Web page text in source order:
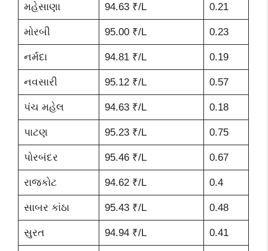
મહેસાણા 94.63 ₹/L 0.21
મોરબી 95.00 ₹/L 0.23
નર્મદા 94.81 ₹/L 0.19
નવસારી 95.12 ₹/L 0.57
પંચ મહેલ 94.63 ₹/L 0.18
પાટણ 95.23 ₹/L 0.75
પોરબંદર 95.46 ₹/L 0.67
રાજકોટ 94.62 ₹/L 0.4
સાબર કાંઠા 95.43 ₹/L 0.48
સુરત 94.94 ₹/L 0.41